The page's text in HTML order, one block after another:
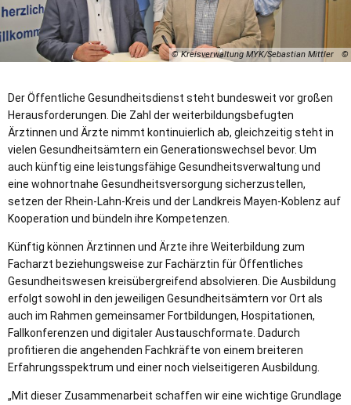
© Kreisverwaltung MYK/Sebastian Mittler
Der Öffentliche Gesundheitsdienst steht bundesweit vor großen
Herausforderungen. Die Zahl der weiterbildungsbefugten
Ärztinnen und Ärzte nimmt kontinuierlich ab, gleichzeitig steht in
vielen Gesundheitsämtern ein Generationswechsel bevor. Um
auch künftig eine leistungsfähige Gesundheitsverwaltung und
eine wohnortnahe Gesundheitsversorgung sicherzustellen,
setzen der Rhein-Lahn-Kreis und der Landkreis Mayen-Koblenz auf
Kooperation und bündeln ihre Kompetenzen.
Künftig können Ärztinnen und Ärzte ihre Weiterbildung zum
Facharzt beziehungsweise zur Fachärztin für Öffentliches
Gesundheitswesen kreisübergreifend absolvieren. Die Ausbildung
erfolgt sowohl in den jeweiligen Gesundheitsämtern vor Ort als
auch im Rahmen gemeinsamer Fortbildungen, Hospitationen,
Fallkonferenzen und digitaler Austauschformate. Dadurch
profitieren die angehenden Fachkräfte von einem breiteren
Erfahrungsspektrum und einer noch vielseitigeren Ausbildung.
„Mit dieser Zusammenarbeit schaffen wir eine wichtige Grundlage